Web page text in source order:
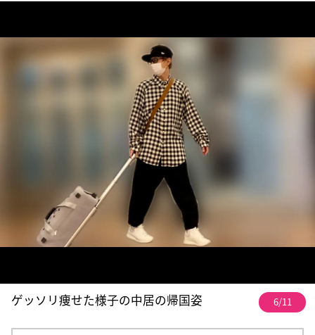
ゲッソリ痩せた様子の中居の帰国姿 6/11